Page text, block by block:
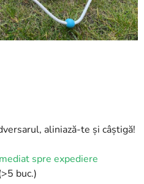
aliniază-te și câștigă!
spre expediere
buc.)